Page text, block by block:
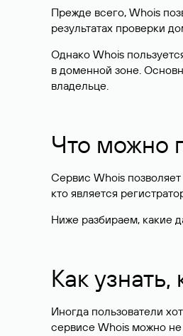
Прежде всего, Whois
результатах проверки
Однако Whois
в доменной зоне.
владельце.
Что можно
Сервис Whois
кто является
Ниже разбираем, какие
Как
Иногда пользователи
сервисе Whois можно